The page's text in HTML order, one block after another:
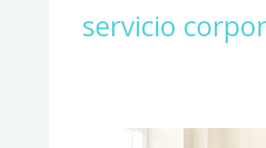
servicio
Cómo